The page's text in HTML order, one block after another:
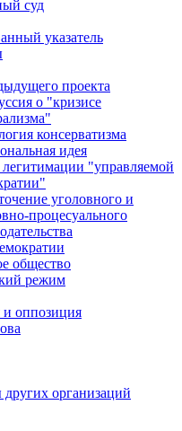
суд
указатель
проекта
о "кризисе
консерватизма
идея
"управляемой
уголовного и
процесуального
общество
режим
оппозиция
организаций